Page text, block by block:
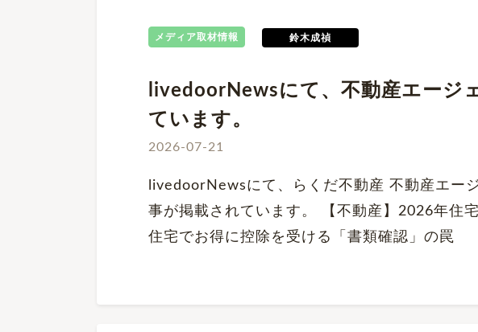
メディア取材情報 鈴木成禎
livedoorNewsにて、不動産エージ
ています。
2026-07-21
livedoorNewsにて、らくだ不動産 不動産エー
事が掲載されています。 【不動産】2026年住
住宅でお得に控除を受ける「書類確認」の罠